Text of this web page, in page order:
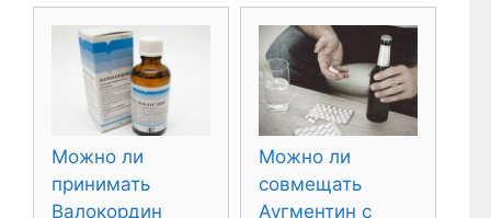
Можно ли
принимать
Валокордин
Можно ли
совмещать
Аугментин с